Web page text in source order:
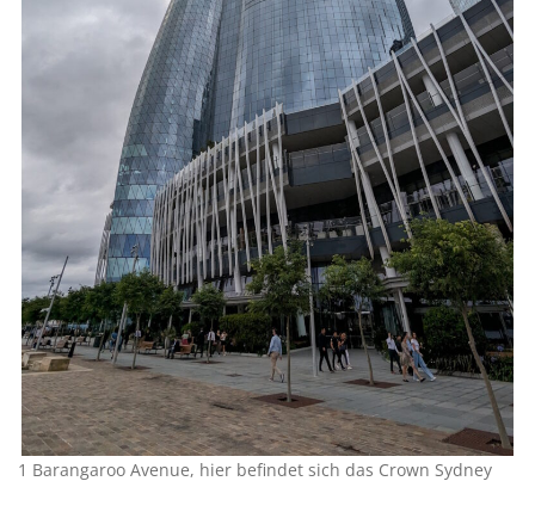
1 Barangaroo Avenue, hier befindet sich das Crown Sydney